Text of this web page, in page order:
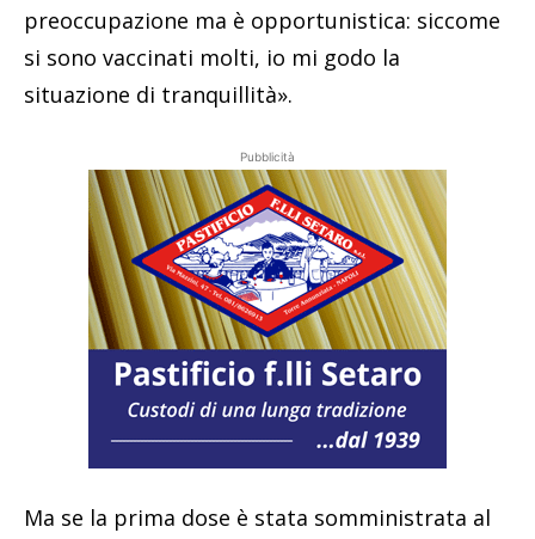
preoccupazione ma è opportunistica: siccome
si sono vaccinati molti, io mi godo la
situazione di tranquillità».
Pubblicità
Ma se la prima dose è stata somministrata al